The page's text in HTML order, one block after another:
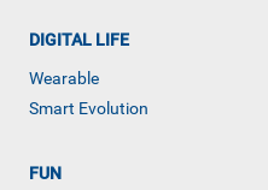
DIGITAL LIFE
Wearable
Smart Evolution
FUN